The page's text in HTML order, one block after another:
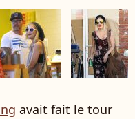
avait fait le tour